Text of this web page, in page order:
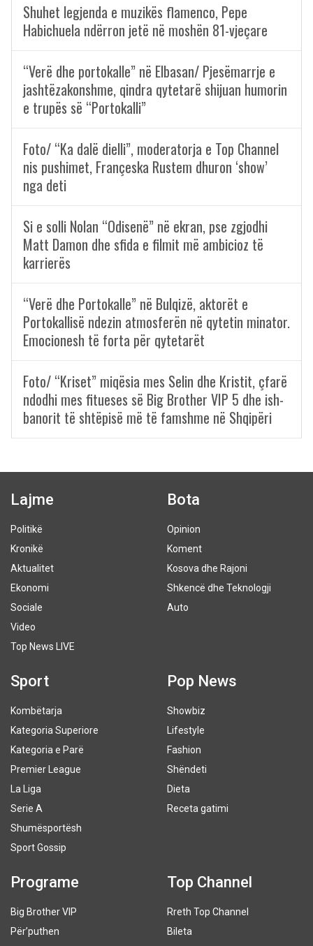
Shuhet legjenda e muzikës flamenco, Pepe
Habichuela ndërron jetë në moshën 81-vjeçare
“Verë dhe portokalle” në Elbasan/ Pjesëmarrje e
jashtëzakonshme, qindra qytetarë shijuan humorin
e trupës së “Portokalli”
Foto/ “Ka dalë dielli”, moderatorja e Top Channel
nis pushimet, Françeska Rustem dhuron ‘show’
nga deti
Si e solli Nolan “Odisenë” në ekran, pse zgjodhi
Matt Damon dhe sfida e filmit më ambicioz të
karrierës
“Verë dhe Portokalle” në Bulqizë, aktorët e
Portokallisë ndezin atmosferën në qytetin minator.
Emocionesh të forta për qytetarët
Foto/ “Kriset” miqësia mes Selin dhe Kristit, çfarë
ndodhi mes fitueses së Big Brother VIP 5 dhe ish-
banorit të shtëpisë më të famshme në Shqipëri
Lajme
Politikë
Kronikë
Aktualitet
Ekonomi
Sociale
Video
Top News LIVE
Bota
Opinion
Koment
Kosova dhe Rajoni
Shkencë dhe Teknologji
Auto
Sport
Kombëtarja
Kategoria Superiore
Kategoria e Parë
Premier League
La Liga
Serie A
Shumësportësh
Sport Gossip
Pop News
Showbiz
Lifestyle
Fashion
Shëndeti
Dieta
Receta gatimi
Programe
Big Brother VIP
Për’puthen
Top Channel
Rreth Top Channel
Bileta